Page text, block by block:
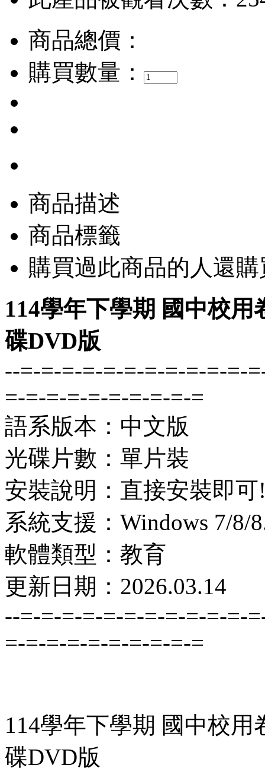
商品總價：
購買數量：
商品描述
商品標籤
購買過此商品的人還購
114學年下學期 國中校
碟DVD版
--=-=-=-=-=-=-=-=-=-=-=-
=-=-=-=-=-=-=-=-=-=
語系版本：中文版
光碟片數：單片裝
安裝說明：直接安裝即可
系統支援：Windows 7/8/
軟體類型：教育
更新日期：2026.03.14
--=-=-=-=-=-=-=-=-=-=-=-
=-=-=-=-=-=-=-=-=-=
114學年下學期 國中校
碟DVD版